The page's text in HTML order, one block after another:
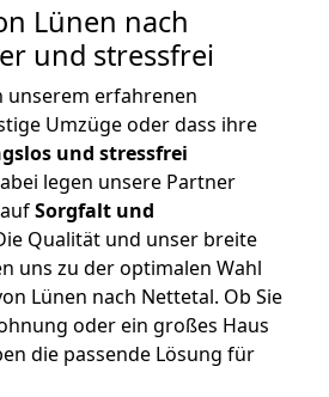
Lünen nach
und stressfrei
unserem erfahrenen
Umzüge oder dass ihre
und stressfrei
legen unsere Partner
Sorgfalt und
Qualität und unser breite
uns zu der optimalen Wahl
Lünen nach Nettetal. Ob Sie
oder ein großes Haus
die passende Lösung für